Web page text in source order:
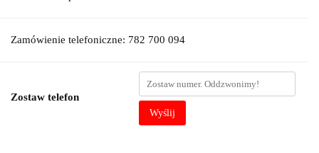
Zamówienie telefoniczne: 782 700 094
Zostaw telefon
Wyślij